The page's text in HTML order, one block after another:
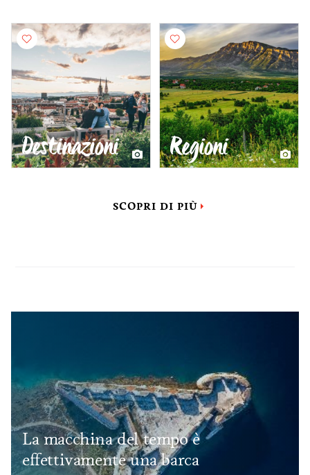
Destinazioni Regioni
SCOPRI DI PIÙ
La macchina del tempo è
effettivamente una barca